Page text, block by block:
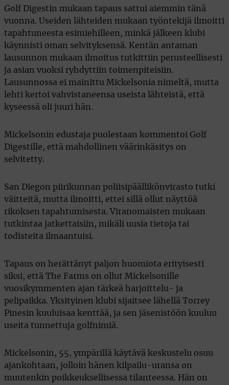
Golf Digestin mukaan tapaus sattui aiemmin tänä
vuonna. Useiden lähteiden mukaan työntekijä ilmoitti
tapahtuneesta esimiehilleen, minkä jälkeen klubi
käynnisti oman selvityksensä. Kentän antaman
lausunnon mukaan ilmoitus tutkittiin perusteellisesti
ja asian vuoksi ryhdyttiin toimenpiteisiin.
Lausunnossa ei mainittu Mickelsonia nimeltä, mutta
lehti kertoi vahvistaneensa useista lähteistä, että
kyseessä oli juuri hän.
Mickelsonin edustaja puolestaan kommentoi Golf
Digestille, että mahdollinen väärinkäsitys on
selvitetty.
San Diegon piirikunnan poliisipäällikönvirasto tutki
väitteitä, mutta ilmoitti, ettei sillä ollut näyttöä
rikoksen tapahtumisesta. Viranomaisten mukaan
tutkintaa jatkettaisiin, mikäli uusia tietoja tai
todisteita ilmaantuisi.
Tapaus on herättänyt paljon huomiota erityisesti
siksi, että The Farms on ollut Mickelsonille
vuosikymmenten ajan tärkeä harjoittelu- ja
pelipaikka. Yksityinen klubi sijaitsee lähellä Torrey
Pinesin kuuluisaa kenttää, ja sen jäsenistöön kuuluu
useita tunnettuja golfnimiä.
Mickelsonin, 55, ympärillä käytävä keskustelu osuu
ajankohtaan, jolloin hänen kilpailu-uransa on
muutenkin poikkeuksellisessa tilanteessa. Hän on